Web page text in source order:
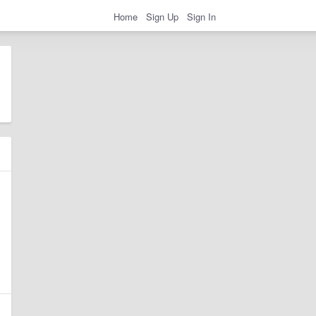
Home Sign Up Sign In